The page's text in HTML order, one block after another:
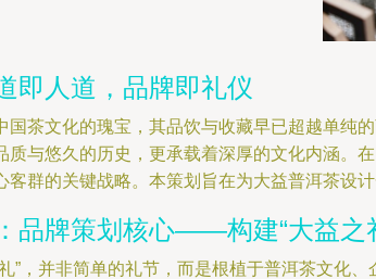
即人道，品牌即礼仪
国茶文化的瑰宝，其品饮与收藏早已超越单纯
质与悠久的历史，更承载着深厚的文化内涵。
客群的关键战略。本策划旨在为大益普洱茶设
品牌策划核心——构建“大益之
”，并非简单的礼节，而是根植于普洱茶文化